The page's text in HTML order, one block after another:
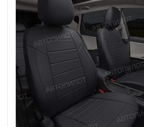
почта:
info@avtopilot1.ru